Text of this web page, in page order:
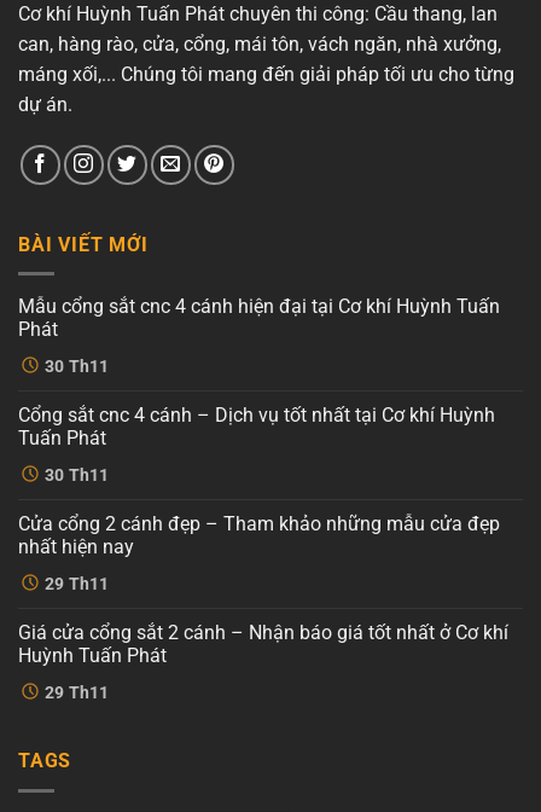
Cơ khí Huỳnh Tuấn Phát chuyên thi công: Cầu thang, lan
can, hàng rào, cửa, cổng, mái tôn, vách ngăn, nhà xưởng,
máng xối,... Chúng tôi mang đến giải pháp tối ưu cho từng
dự án.
BÀI VIẾT MỚI
30 Th11
Mẫu cổng sắt cnc 4 cánh hiện đại tại Cơ khí Huỳnh Tuấn
Phát
Không
có
luận
ở
Mẫu
cổng
sắt
cnc
cánh
hiện
đại
tại
Cơ
khí
Phát
30 Th11
Cổng sắt cnc 4 cánh – Dịch vụ tốt nhất tại Cơ khí Huỳnh
Tuấn Phát
Không
có
luận
ở
Cổng
sắt
cnc
4
Dịch
vụ
tốt
nhất
tại
Tuấn
29 Th11
Cửa cổng 2 cánh đẹp – Tham khảo những mẫu cửa đẹp
nhất hiện nay
Không
có
ở
Cửa
cổng
cánh
khảo
mẫu
29 Th11
Giá cửa cổng sắt 2 cánh – Nhận báo giá tốt nhất ở Cơ khí
Huỳnh Tuấn Phát
Không
có
Giá
cổng
TAGS